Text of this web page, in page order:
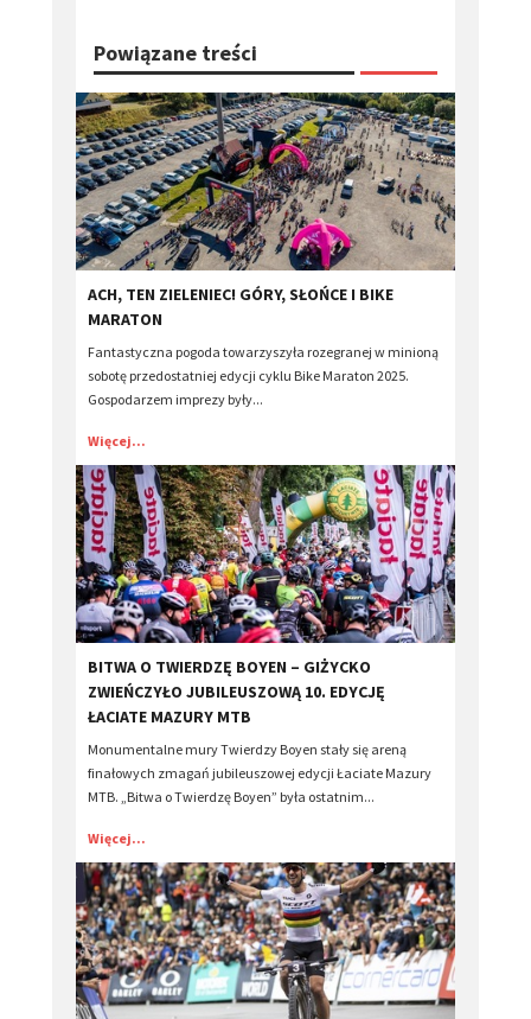
Powiązane treści
​ACH, TEN ZIELENIEC! GÓRY, SŁOŃCE I BIKE
MARATON
Fantastyczna pogoda towarzyszyła rozegranej w minioną
sobotę przedostatniej edycji cyklu Bike Maraton 2025.
Gospodarzem imprezy były...
Więcej...
​BITWA O TWIERDZĘ BOYEN – GIŻYCKO
ZWIEŃCZYŁO JUBILEUSZOWĄ 10. EDYCJĘ
ŁACIATE MAZURY MTB
Monumentalne mury Twierdzy Boyen stały się areną
finałowych zmagań jubileuszowej edycji Łaciate Mazury
MTB. „Bitwa o Twierdzę Boyen” była ostatnim...
Więcej...